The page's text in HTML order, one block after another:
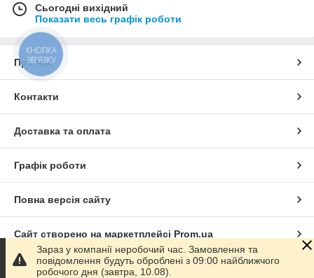
Сьогодні вихідний
Показати весь графік роботи
Про нас
Контакти
Доставка та оплата
Графік роботи
Повна версія сайту
Сайт створено на маркетплейсі Prom.ua
Політика конфіденційності
Зараз у компанії неробочий час. Замовлення та
повідомлення будуть оброблені з 09:00 найближчого
робочого дня (завтра, 10.08).
КНОПКА
ЗВ'ЯЗКУ